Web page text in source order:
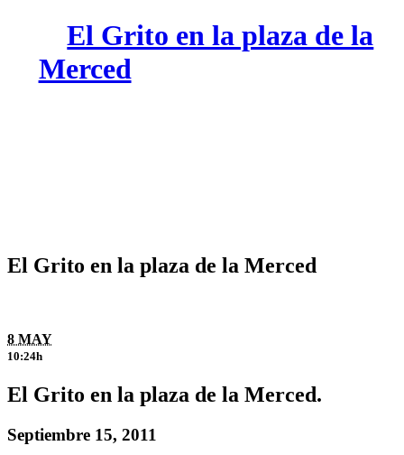
El Grito en la plaza de la
Merced
El Grito en la plaza de la Merced
8 MAY
10:24h
El Grito en la plaza de la Merced.
Septiembre 15, 2011